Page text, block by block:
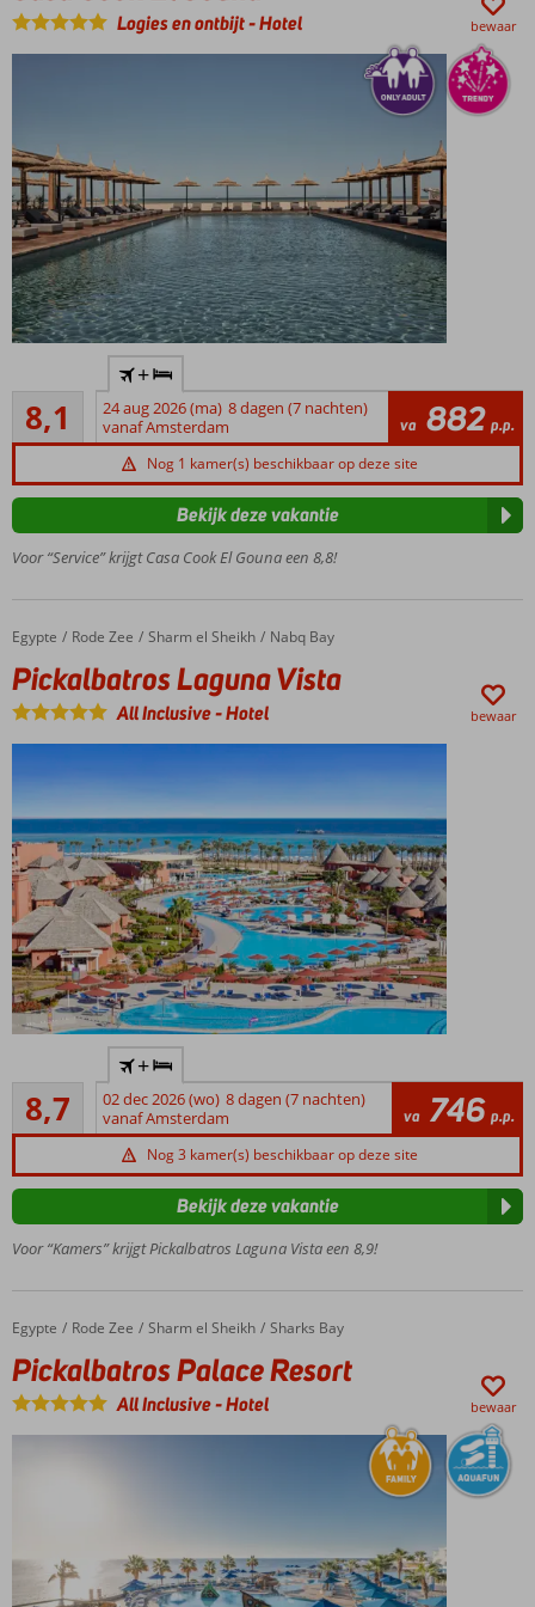
Een
Logies en ontbijt-Hotel bewaar
boutique
hotel
sfeervol
hotel,
gebouwd
in 2019
kamers,
juniorsuites
Fijn
zwembad
Logies &
Ontbijt of
Halfpension
8,1
Zeer goed
9
beoordelingen
+
24 aug 2026 (ma) 8 dagen (7 nachten)
vanaf Amsterdam
va 882 p.p.
Nog 1 kamer(s) beschikbaar op deze site
Voor “Service” krijgt Casa Cook El Gouna een 8,8!
Bekijk deze vakantie
Home
Egypte Rode Zee Sharm el Sheikh Nabq Bay
Pickalbatros Laguna Vista
Pickalbatros Laguna Vista
All Inclusive-Hotel bewaar
Direct aan
zandstrand
3 à-la-carte
restaurants
Luxe
Health
Club
8,7Aanrader
49
beoordelingen
+
02 dec 2026 (wo) 8 dagen (7 nachten)
vanaf Amsterdam
va 746 p.p.
Nog 3 kamer(s) beschikbaar op deze site
Voor “Kamers” krijgt Pickalbatros Laguna Vista een 8,9!
Bekijk deze vakantie
Home
Egypte Rode Zee Sharm el Sheikh Sharks Bay
Pickalbatros Palace Resort
Pickalbatros Palace Resort
All Inclusive-Hotel bewaar